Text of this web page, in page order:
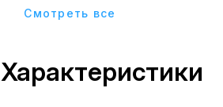
Cмотреть все
Характеристики